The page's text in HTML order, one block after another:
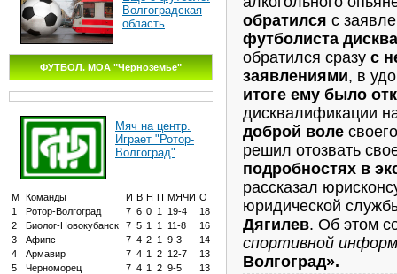
Волгоградская
область
ФУТБОЛ. МОА "Черноземье"
Мяч на центр.
Играет "Ротор-
Волгоград"
М Команды И В Н П МЯЧИ О
1
Ротор-Волгоград 7 6 0 1 19-4
18
2
Биолог-Новокубанск 7 5 1 1 11-8
16
3
Афипс 7 4 2 1 9-3
14
4
Армавир 7 4 1 2 12-7
13
5
Черноморец 7 4 1 2 9-5
13
обратился с
футболиста
обратился сразу с
заявлениями, в
итоге ему было
дисквалификации
доброй воле
решил отозвать
подробностях в
рассказал
юридической
Дягилев. Об этом
спортивной
Волгоград».